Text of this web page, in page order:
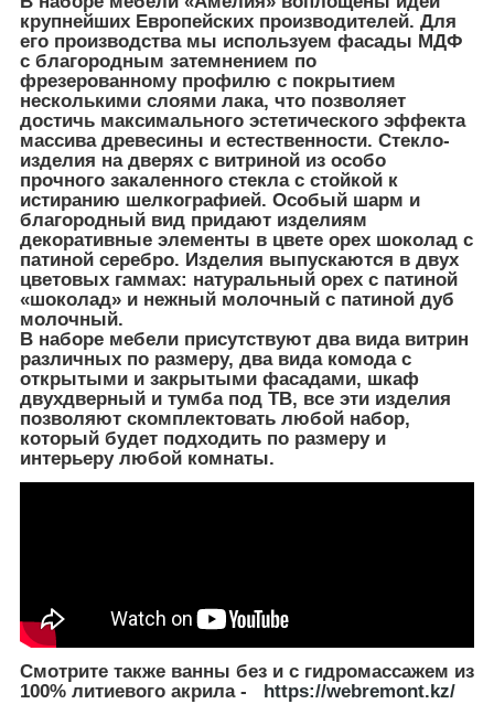
крупнейших Европейских производителей. Для
его производства мы используем фасады МДФ
с благородным затемнением по
фрезерованному профилю с покрытием
несколькими слоями лака, что позволяет
достичь максимального эстетического эффекта
массива древесины и естественности. Стекло-
изделия на дверях с витриной из особо
прочного закаленного стекла с стойкой к
истиранию шелкографией. Особый шарм и
благородный вид придают изделиям
декоративные элементы в цвете орех шоколад с
патиной серебро. Изделия выпускаются в двух
цветовых гаммах: натуральный орех с патиной
«шоколад» и нежный молочный с патиной дуб
молочный.
В наборе мебели присутствуют два вида витрин
различных по размеру, два вида комода с
открытыми и закрытыми фасадами, шкаф
двухдверный и тумба под ТВ, все эти изделия
позволяют скомплектовать любой набор,
который будет подходить по размеру и
интерьеру любой комнаты.
Смотрите также ванны без и с гидромассажем из
100% литиевого акрила -
https://webremont.kz/